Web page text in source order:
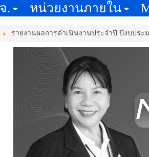
. หน่วยงานภายใน
รายงานผลการดำเนินงานประจำปี ปีงบประ